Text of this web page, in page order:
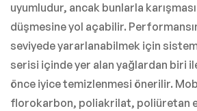
uyumludur, ancak bunlarla
düşmesine yol açabilir.
seviyede yararlanabilmek için
serisi içinde yer alan yağlardan biri
önce iyice temizlenmesi önerilir.
florokarbon, poliakrilat, poliüretan